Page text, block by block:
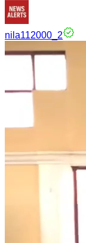
nila112000_2